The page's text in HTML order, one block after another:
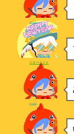
Noah
スターライト
Noah